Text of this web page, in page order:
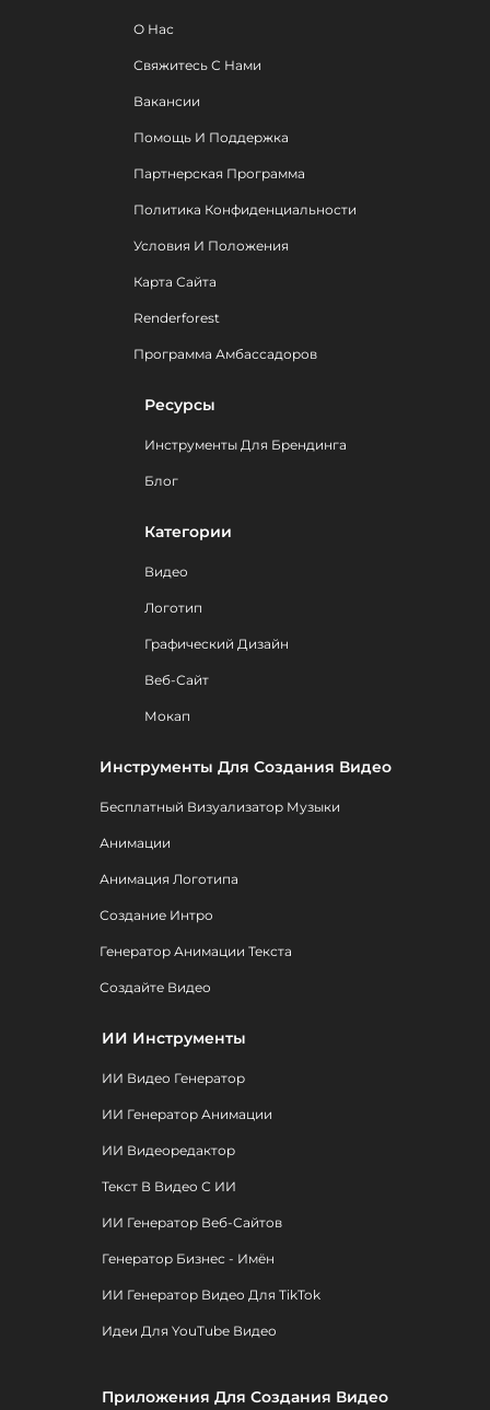
О Нас
Свяжитесь С Нами
Вакансии
Помощь И Поддержка
Партнерская Программа
Политика Конфиденциальности
Условия И Положения
Карта Сайта
Renderforest
Программа Амбассадоров
Ресурсы
Инструменты Для Брендинга
Блог
Категории
Видео
Логотип
Графический Дизайн
Веб-Сайт
Мокап
Инструменты Для Создания Видео
Бесплатный Визуализатор Музыки
Анимации
Анимация Логотипа
Создание Интро
Генератор Анимации Текста
Создайте Видео
ИИ Инструменты
ИИ Видео Генератор
ИИ Генератор Анимации
ИИ Видеоредактор
Текст В Видео С ИИ
ИИ Генератор Веб-Сайтов
Генератор Бизнес - Имён
ИИ Генератор Видео Для TikTok
Идеи Для YouTube Видео
Приложения Для Создания Видео